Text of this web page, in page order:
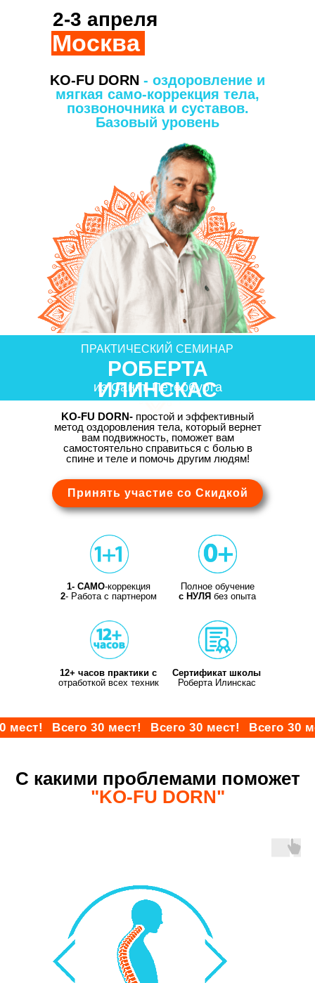
12+ часов практики с
отработкой всех техник
Полное обучение
с НУЛЯ без опыта
Принять участие со Скидкой
Москва
KO-FU DORN- простой и эффективный
метод оздоровления тела, который вернет
вам подвижность, поможет вам
самостоятельно справиться с болью в
спине и теле и помочь другим людям!
Всего 30 мест!
2-3 апреля
Сертификат школы
Роберта Илинскас
мест! Всего 30
Всего 30 мест!
1- САМО-коррекция
2- Работа с партнером
РОБЕРТА
ИЛИНСКАС
из Санкт-Петербурга
ПРАКТИЧЕСКИЙ СЕМИНАР
KO-FU DORN - оздоровление и
мягкая само-коррекция тела,
позвоночника и суставов.
Базовый уровень
С какими проблемами поможет
"KO-FU DORN"